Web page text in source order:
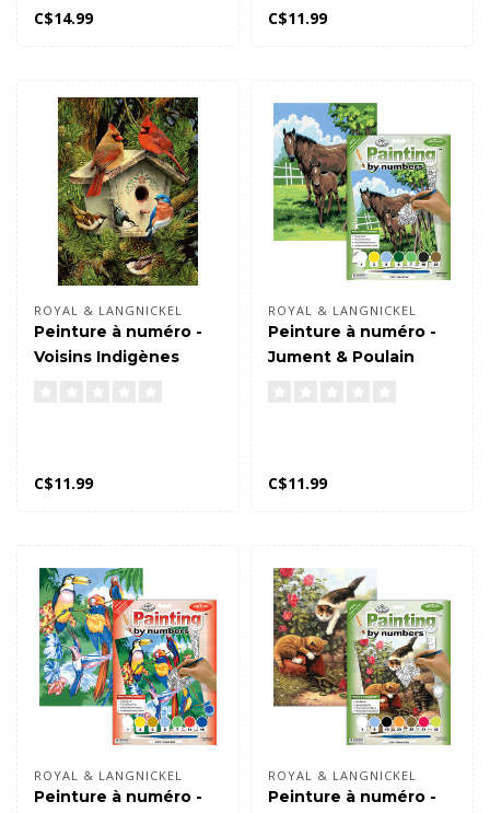
C$14.99 C$11.99
ROYAL & LANGNICKEL
Peinture à numéro -
Voisins Indigènes
C$11.99
ROYAL & LANGNICKEL
Peinture à numéro -
Jument & Poulain
C$11.99
ROYAL & LANGNICKEL
Peinture à numéro -
ROYAL & LANGNICKEL
Peinture à numéro -